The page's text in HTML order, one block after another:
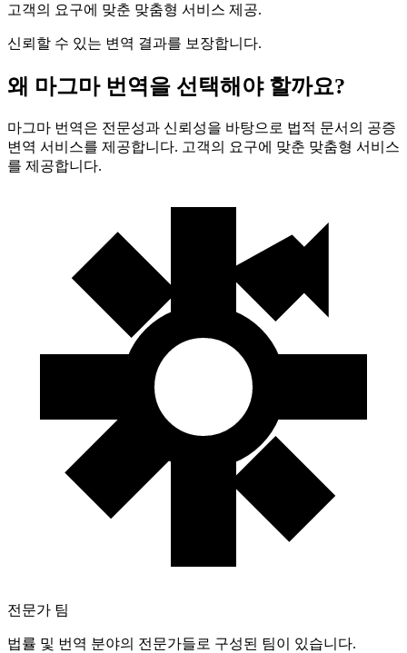
고객의 요구에 맞춘 맞춤형 서비스 제공.
신뢰할 수 있는 변역 결과를 보장합니다.
왜 마그마 번역을 선택해야 할까요?
마그마 번역은 전문성과 신뢰성을 바탕으로 법적 문서의 공증
변역 서비스를 제공합니다. 고객의 요구에 맞춘 맞춤형 서비스
를 제공합니다.
전문가 팀
법률 및 번역 분야의 전문가들로 구성된 팀이 있습니다.